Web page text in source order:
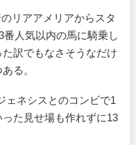
リアアメリアからスタ
人気以内の馬に騎乗し
訳でもなさそうなだけ
る。
ネシスとのコンビで1
た見せ場も作れずに13